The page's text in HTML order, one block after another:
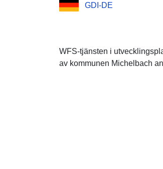
GDI-DE
WFS-tjänsten i
av kommunen Michelbach